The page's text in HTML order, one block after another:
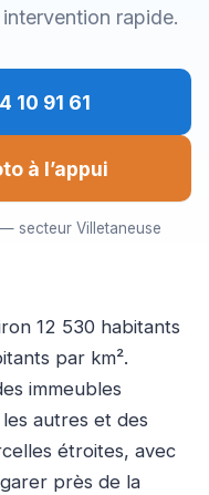
rapide.
10 91 61
à l’appui
secteur Villetaneuse
12 530 habitants
par km².
immeubles
autres et des
étroites, avec
près de la